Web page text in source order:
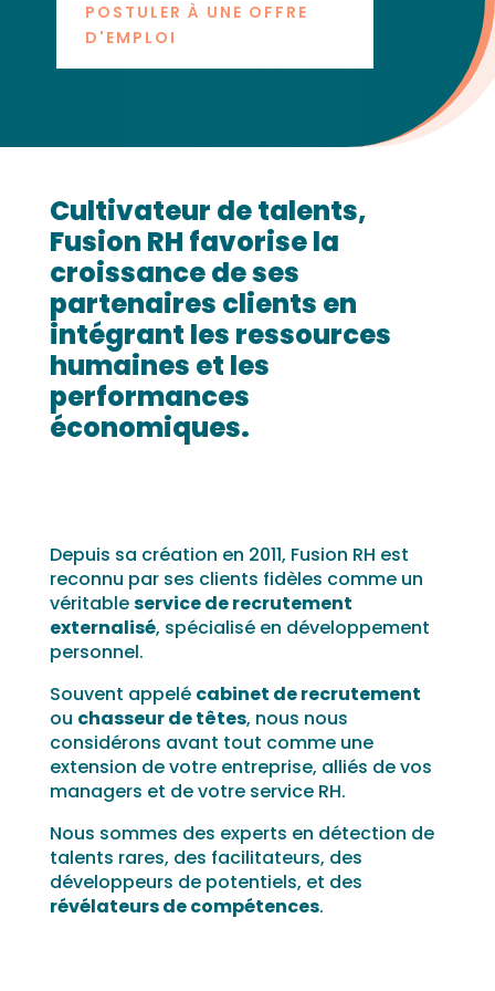
POSTULER À UNE OFFRE
D'EMPLOI
Cultivateur de talents,
Fusion RH favorise la
croissance de ses
partenaires clients en
intégrant les ressources
humaines et les
performances
économiques.
Depuis sa création en 2011, Fusion RH est
reconnu par ses clients fidèles comme un
véritableservice de recrutement
externalisé, spécialisé en développement
personnel.
Souvent appelé cabinet de recrutement
ou chasseur de têtes, nous nous
considérons avant tout comme une
extension de votre entreprise, alliés de vos
managers et de votre service RH.
Nous sommes des experts en détection de
talents rares, des facilitateurs, des
développeurs de potentiels, et des
révélateurs de compétences.